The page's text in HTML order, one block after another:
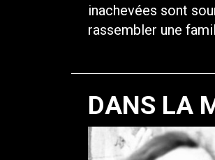
inachevées sont
rassembler une
DANS LA